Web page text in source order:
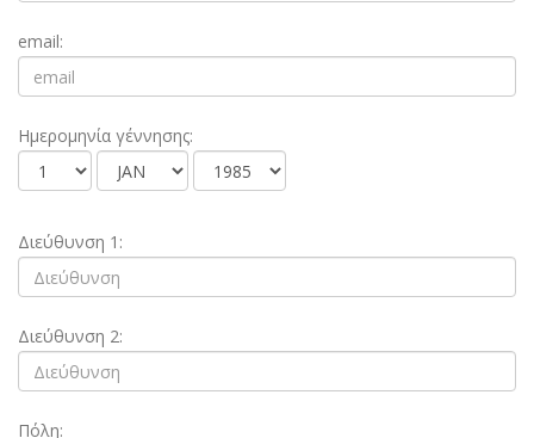
email:
Ημερομηνία γέννησης:
Διεύθυνση 1:
Διεύθυνση 2:
Πόλη: